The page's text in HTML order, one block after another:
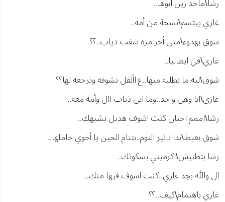
غازي يبتسم\نسخة من أمه..
شوق بهدوء\متى أخر مرة شفت ذياب..؟؟
غازي\في ايطاليا..
شوق\ليه ما تطلبه منها..ع األقل تشوفه وترجعه لها؟؟
غازي\انا وهي واحد..وما ابي ذياب اال وأمه معه..
رشا\اممم احيان كنت اشوف هديل تشبهك..
شوق بعبط\بدا تاثير النوم..بتنام الحين يا أخوي جاملها..
رشا بتطنيش\اكرميني بسكوتك..
ال والله بجد غازي..كنت اشوف فيها منك..
غازي باهتمام\كيف..؟؟